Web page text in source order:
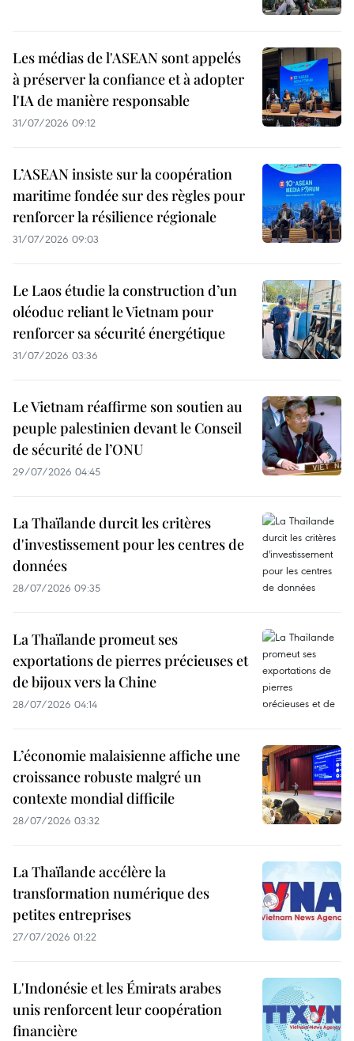
Les médias de l'ASEAN sont appelés
à préserver la confiance et à adopter
l'IA de manière responsable
31/07/2026 09:12
L’ASEAN insiste sur la coopération
maritime fondée sur des règles pour
renforcer la résilience régionale
31/07/2026 09:03
Le Laos étudie la construction d’un
oléoduc reliant le Vietnam pour
renforcer sa sécurité énergétique
31/07/2026 03:36
Le Vietnam réaffirme son soutien au
peuple palestinien devant le Conseil
de sécurité de l’ONU
29/07/2026 04:45
La Thaïlande durcit les critères
d'investissement pour les centres de
données
28/07/2026 09:35
La Thaïlande promeut ses
exportations de pierres précieuses et
de bijoux vers la Chine
28/07/2026 04:14
L’économie malaisienne affiche une
croissance robuste malgré un
contexte mondial difficile
28/07/2026 03:32
La Thaïlande accélère la
transformation numérique des
petites entreprises
27/07/2026 01:22
L'Indonésie et les Émirats arabes
unis renforcent leur coopération
financière